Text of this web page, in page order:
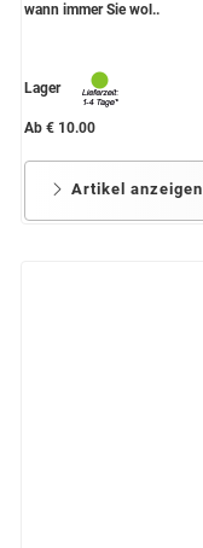
wann immer Sie wol..
Lager
Ab € 10.00
Artikel anzeigen